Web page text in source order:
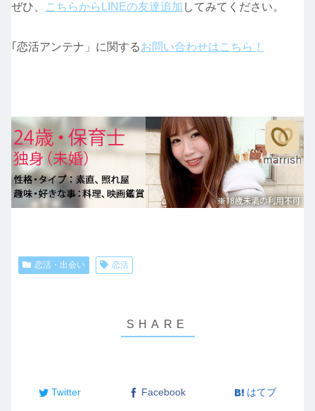
ぜひ、
こちらからLINEの友達追加 してみてください。
｢恋活アンテナ」に関するお問い合わせはこちら！
恋活・出会い 恋活
Twitter Facebook はてブ